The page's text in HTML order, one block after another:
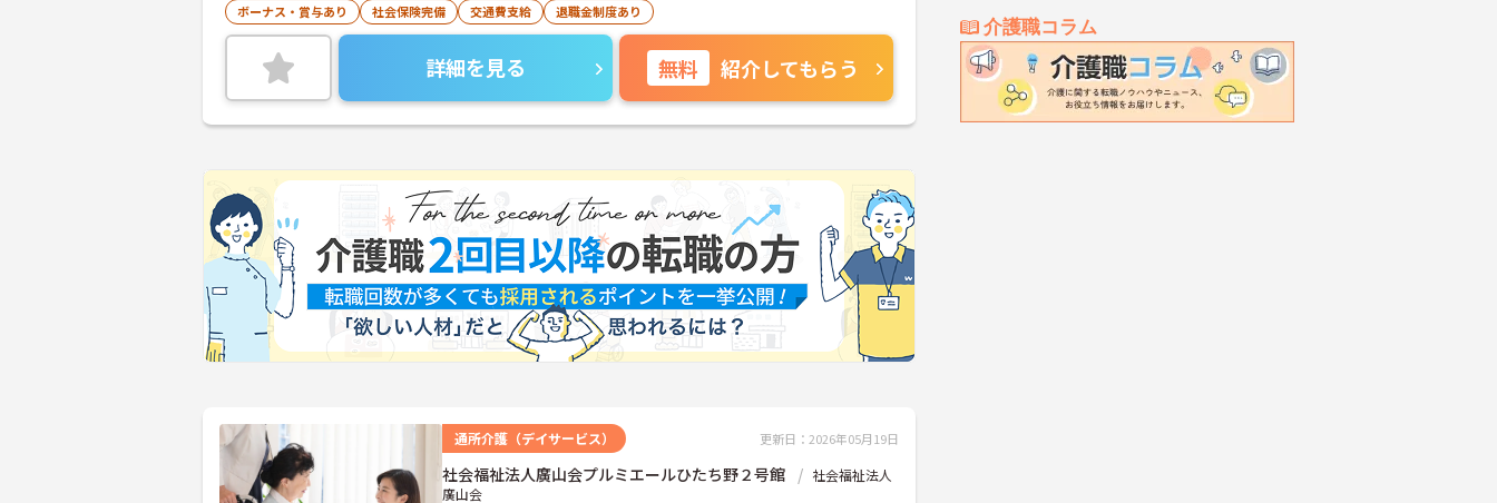
介護職コラム
ボーナス・賞与あり
社会保険完備 交通費支給 退職金制度あり
詳細を見る 無料 紹介してもらう
通所介護（デイサービス） 更新日：2026年05月19日
社会福祉法人廣山会プルミエールひたち野２号館
社会福祉法人
廣山会